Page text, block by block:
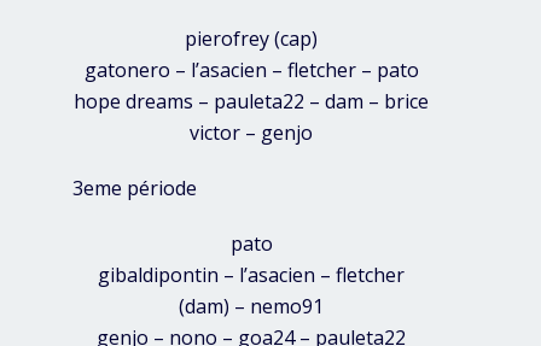
pierofrey (cap)
gatonero – l’asacien – fletcher – pato
hope dreams – pauleta22 – dam – brice
victor – genjo
3eme période
pato
gibaldipontin – l’asacien – fletcher
(dam) – nemo91
genjo – nono – goa24 – pauleta22